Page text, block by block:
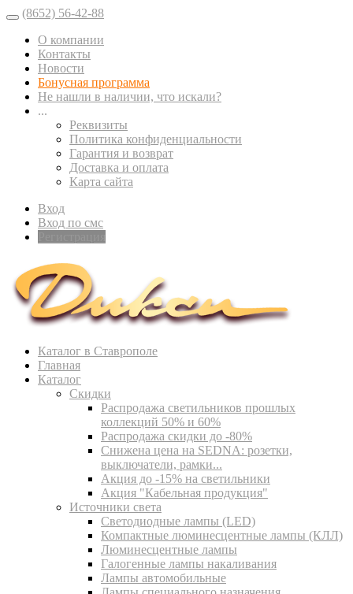
(8652) 56-42-88
О компании
Контакты
Новости
Бонусная программа
Не нашли в наличии, что искали?
...
Реквизиты
Политика конфиденциальности
Гарантия и возврат
Доставка и оплата
Карта сайта
Вход
Вход по смс
Каталог в Ставрополе
Главная
Каталог
Скидки
Распродажа светильников прошлых
коллекций 50% и 60%
Распродажа скидки до -80%
Cнижена цена на SEDNA: розетки,
выключатели, рамки...
Акция до -15% на светильники
Акция "Кабельная продукция"
Источники света
Светодиодные лампы (LED)
Компактные люминесцентные лампы (КЛЛ)
Люминесцентные лампы
Галогенные лампы накаливания
Лампы автомобильные